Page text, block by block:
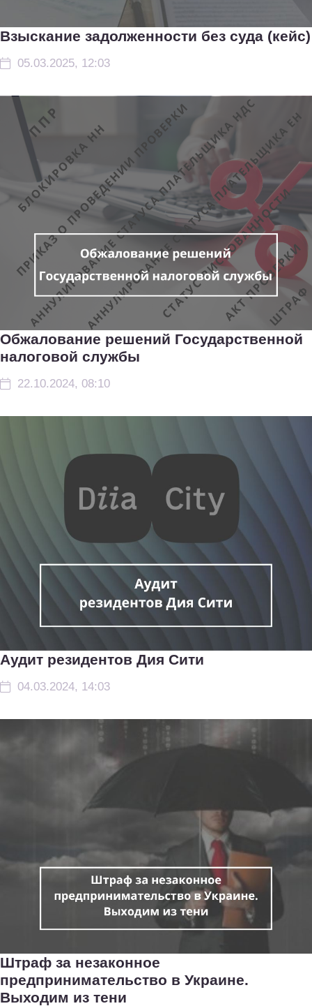
Взыскание задолженности без суда (кейс)
05.03.2025, 12:03
Обжалование решений Государственной
налоговой службы
22.10.2024, 08:10
Аудит резидентов Дия Сити
04.03.2024, 14:03
Штраф за незаконное
предпринимательство в Украине.
Выходим из тени